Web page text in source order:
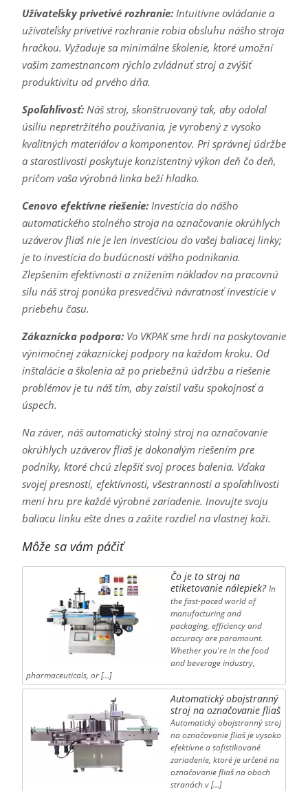
Užívateľsky prívetivé rozhranie:Intuitívne ovládanie a
užívateľsky prívetivé rozhranie robia obsluhu nášho stroja
hračkou. Vyžaduje sa minimálne školenie, ktoré umožní
vašim zamestnancom rýchlo zvládnuť stroj a zvýšiť
produktivitu od prvého dňa.
Spoľahlivosť:Náš stroj, skonštruovaný tak, aby odolal
úsiliu nepretržitého používania, je vyrobený z vysoko
kvalitných materiálov a komponentov. Pri správnej údržbe
a starostlivosti poskytuje konzistentný výkon deň čo deň,
pričom vaša výrobná linka beží hladko.
Cenovo efektívne riešenie:Investícia do nášho
automatického stolného stroja na označovanie okrúhlych
uzáverov fliaš nie je len investíciou do vašej baliacej linky;
je to investícia do budúcnosti vášho podnikania.
Zlepšením efektívnosti a znížením nákladov na pracovnú
silu náš stroj ponúka presvedčivú návratnosť investície v
priebehu času.
Zákaznícka podpora:Vo VKPAK sme hrdí na poskytovanie
výnimočnej zákazníckej podpory na každom kroku. Od
inštalácie a školenia až po priebežnú údržbu a riešenie
problémov je tu náš tím, aby zaistil vašu spokojnosť a
úspech.
Na záver, náš automatický stolný stroj na označovanie
okrúhlych uzáverov fliaš je dokonalým riešením pre
podniky, ktoré chcú zlepšiť svoj proces balenia. Vďaka
svojej presnosti, efektívnosti, všestrannosti a spoľahlivosti
mení hru pre každé výrobné zariadenie. Inovujte svoju
baliacu linku ešte dnes a zažite rozdiel na vlastnej koži.
Môže sa vám páčiť
Čo je to stroj na
etiketovanie nálepiek? In
the fast-paced world of
manufacturing and
packaging, efficiency and
accuracy are paramount.
Whether you're in the food
and beverage industry,
pharmaceuticals, or […]
Automatický obojstranný
stroj na označovanie fliaš
Automatický obojstranný stroj
na označovanie fliaš je vysoko
efektívne a sofistikované
zariadenie, ktoré je určené na
označovanie fliaš na oboch
stranách v […]